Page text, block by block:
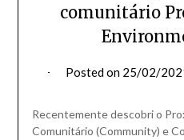
comunitário
Posted on 25/02/
Recentemente descobri o
Comunitário (Community) e